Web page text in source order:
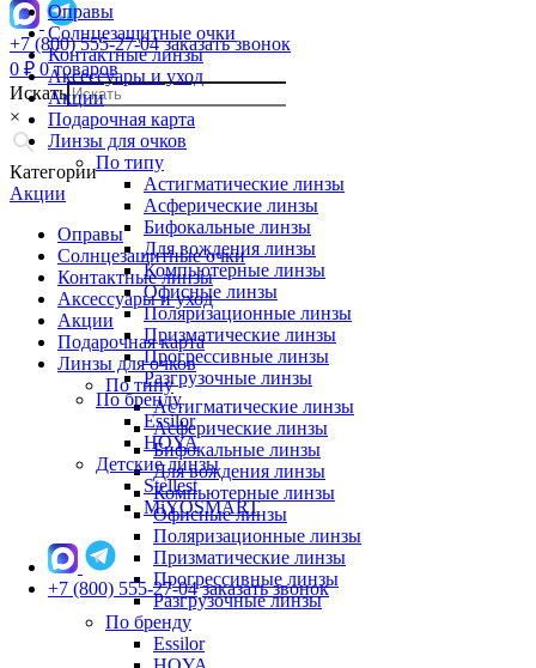
+7 (800) 555-27-04 заказать звонок
0 ₽ 0 товаров
Искать
×
Категории
Акции
Оправы
Солнцезащитные очки
Контактные линзы
Аксессуары и уход
Акции
Подарочная карта
Линзы для очков
По типу
Астигматические линзы
Асферические линзы
Бифокальные линзы
Для вождения линзы
Компьютерные линзы
Офисные линзы
Поляризационные линзы
Призматические линзы
Прогрессивные линзы
Разгрузочные линзы
По бренду
Essilor
Оправы
Солнцезащитные очки
Контактные линзы
Аксессуары и уход
Акции
Подарочная карта
Линзы для очков
По типу
Астигматические линзы
Асферические линзы
Бифокальные линзы
Для вождения линзы
Компьютерные линзы
Офисные линзы
Поляризационные линзы
Призматические линзы
Прогрессивные линзы
Разгрузочные линзы
По бренду
Essilor
HOYA
Детские линзы
Stellest
MiYOSMART
+7 (800) 555-27-04 заказать звонок